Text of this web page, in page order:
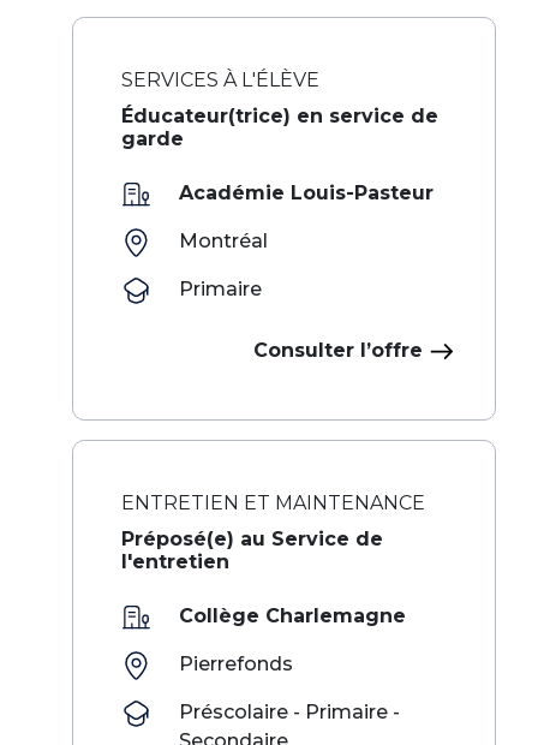
SERVICES À L'ÉLÈVE
Éducateur(trice) en service de
garde
Académie Louis-Pasteur
Montréal
Primaire
Consulter l’offre
ENTRETIEN ET MAINTENANCE
Préposé(e) au Service de
l'entretien
Collège Charlemagne
Pierrefonds
Préscolaire - Primaire -